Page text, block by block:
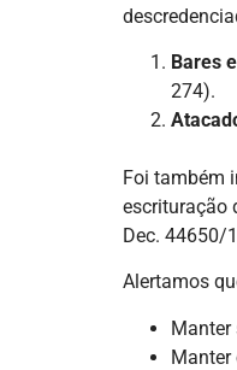
Bares
274).
Foi também
escrituração
Dec. 44650/
Alertamos
Manter